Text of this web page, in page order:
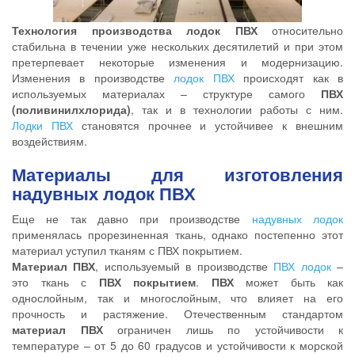
Технология производства лодок ПВХотносительно
стабильна в течении уже нескольких десятилетий и при этом
претерпевает некоторые изменения и модернизацию.
Изменения в производствелодок ПВХпроисходят как в
используемых материалах – структуре самого ПВХ
(поливинилхлорида), так и в технологии работы с ним.
Лодки ПВХстановятся прочнее и устойчивее к внешним
воздействиям.
Материалы для изготовления
надувных лодок ПВХ
Еще не так давно при производстве надувных лодок
применялась прорезиненная ткань, однако постепенно этот
материал уступил тканям с ПВХ покрытием.
Материал ПВХ, используемый в производстве ПВХ лодок–
это ткань с ПВХ покрытием. ПВХможет быть как
однослойным, так и многослойным, что влияет на его
прочность и растяжение. Отечественным стандартом
материал ПВХограничен лишь по устойчивости к
температуре – от 5 до 60 градусов и устойчивости к морской